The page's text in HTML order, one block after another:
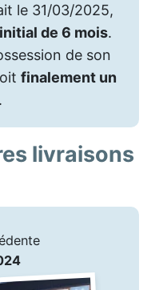
le 31/03/2025,
de 6 mois.
de son
finalement un
.
livraisons